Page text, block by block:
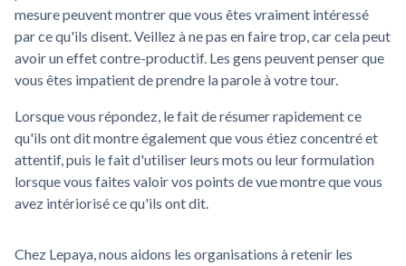
mesure peuvent montrer que vous êtes vraiment intéressé
par ce qu'ils disent. Veillez à ne pas en faire trop, car cela peut
avoir un effet contre-productif. Les gens peuvent penser que
vous êtes impatient de prendre la parole à votre tour.
Lorsque vous répondez, le fait de résumer rapidement ce
qu'ils ont dit montre également que vous étiez concentré et
attentif, puis le fait d'utiliser leurs mots ou leur formulation
lorsque vous faites valoir vos points de vue montre que vous
avez intériorisé ce qu'ils ont dit.
Chez Lepaya, nous aidons les organisations à retenir les